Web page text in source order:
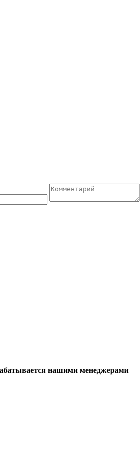
нашими менеджерами